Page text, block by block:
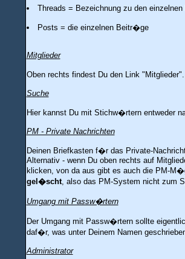
Threads = Bezeichnung zu den
Posts = die einzelnen Beitr�ge
Mitglieder
Oben rechts findest Du den Link
Suche
Hier kannst Du mit Stichw�rtern entweder
PM - Private Nachrichten
Deinen Briefkasten f�r das Private-
Alternativ - wenn Du oben rechts auf
klicken, von da aus gibt es auch die PM-
gel�scht, also das PM-System nicht zum
Umgang mit Passw�rtern
Der Umgang mit Passw�rtern sollte
daf�r, was unter Deinem Namen
Administrator